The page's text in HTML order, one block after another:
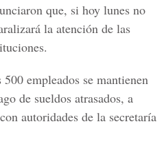
que, si hoy lunes no
la atención de las
empleados se mantienen
de sueldos atrasados, a
autoridades de la secretaría